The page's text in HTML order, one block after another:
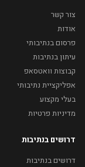
צור קשר
אודות
פרסום בנתיבותי
עיתון בנתיבות
קבוצות וואטסאפ
אפליקציית נתיבותי
בעלי מקצוע
מדיניות פרטיות
דרושים בנתיבות
דרושים בנתיבות